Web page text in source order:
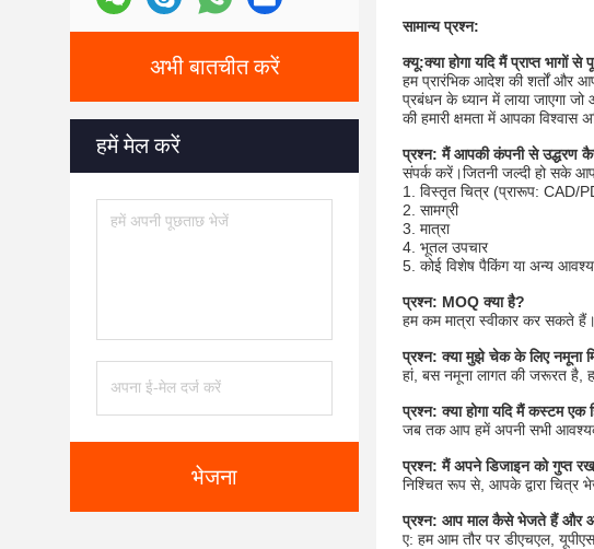
अभी बातचीत करें
हमें मेल करें
भेजना
सामान्य प्रश्न:
क्यू:क्या होगा यदि मैं प्राप्त भागों
हम प्रारंभिक आदेश की शर्तों और
प्रबंधन के ध्यान में लाया जाएगा जो
की हमारी क्षमता में आपका विश्वास
प्रश्न: मैं आपकी कंपनी से उद्धरण
संपर्क करें।जितनी जल्दी हो सके
1. विस्तृत चित्र (प्रारूप:
2. सामग्री
3. मात्रा
4. भूतल उपचार
5. कोई विशेष पैकिंग या अन्य
प्रश्न: MOQ क्या है?
हम कम मात्रा स्वीकार कर सकते हैं।
प्रश्न: क्या मुझे चेक के लिए नमूना
हां, बस नमूना लागत की जरूरत है,
प्रश्न: क्या होगा यदि मैं कस्टम एक
जब तक आप हमें अपनी सभी
प्रश्न: मैं अपने डिजाइन को गुप्त
निश्चित रूप से, आपके द्वारा
प्रश्न: आप माल कैसे भेजते हैं और
ए: हम आम तौर पर डीएचएल,